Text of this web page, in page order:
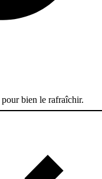
bien le rafraîchir.